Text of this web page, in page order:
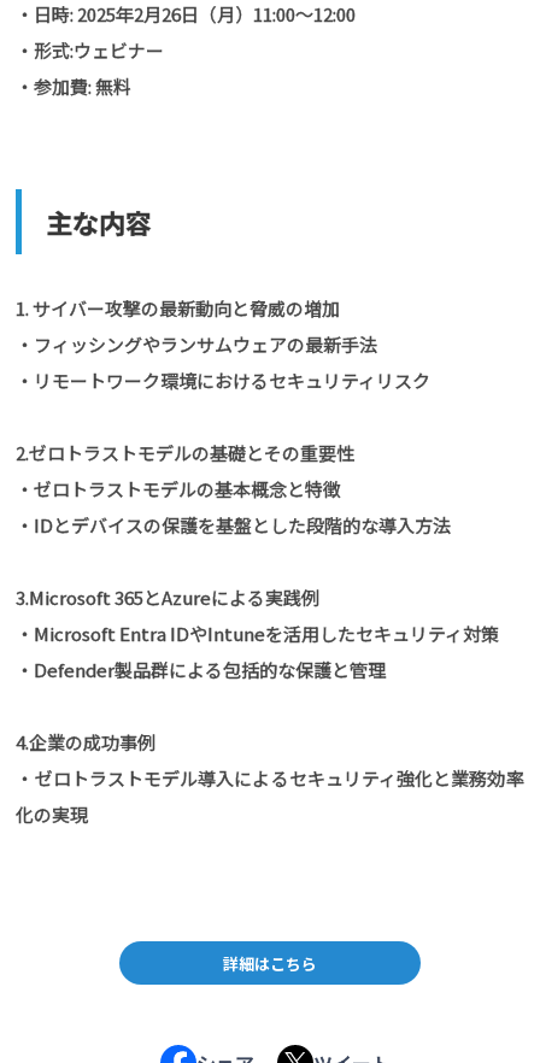
・日時: 2025年2月26日（月）11:00～12:00
・形式:ウェビナー
・参加費: 無料
主な内容
1. サイバー攻撃の最新動向と脅威の増加
・フィッシングやランサムウェアの最新手法
・リモートワーク環境におけるセキュリティリスク
2.ゼロトラストモデルの基礎とその重要性
・ゼロトラストモデルの基本概念と特徴
・IDとデバイスの保護を基盤とした段階的な導入方法
3.Microsoft 365とAzureによる実践例
・Microsoft Entra IDやIntuneを活用したセキュリティ対策
・Defender製品群による包括的な保護と管理
4.企業の成功事例
・ゼロトラストモデル導入によるセキュリティ強化と業務効率
化の実現
詳細はこちら